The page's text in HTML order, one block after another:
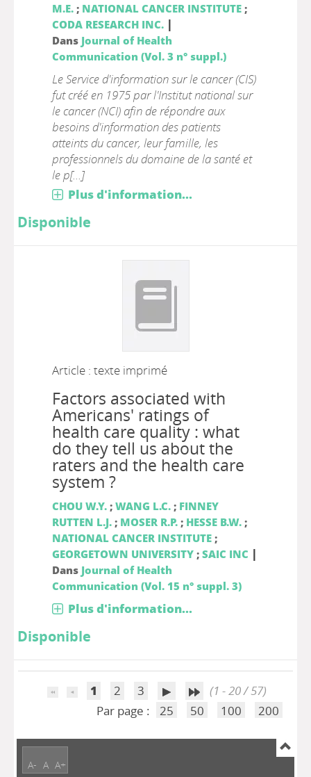
M.E.; NATIONAL CANCER INSTITUTE;
CODA RESEARCH INC. |
Dans Journal of Health
Communication (Vol. 3 n° suppl.)
Le Service d'information sur le cancer (CIS)
fut créé en 1975 par l'Institut national sur
le cancer (NCI) afin de répondre aux
besoins d'information des patients
atteints du cancer, leur famille, les
professionnels du domaine de la santé et
le p[...]
Plus d'information...
Disponible
Article : texte imprimé
Factors associated with
Americans' ratings of
health care quality : what
do they tell us about the
raters and the health care
system ?
CHOU W.Y.; WANG L.C.; FINNEY
RUTTEN L.J.; MOSER R.P.; HESSE B.W.;
NATIONAL CANCER INSTITUTE;
GEORGETOWN UNIVERSITY; SAIC INC |
Dans Journal of Health
Communication (Vol. 15 n° suppl. 3)
Plus d'information...
Disponible
1 2 3
(1 - 20 / 57)
Par page :
25 50 100 200
A- A A+